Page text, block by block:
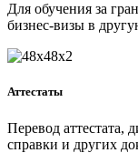
Для обучения за
бизнес-визы в
Аттестаты
Перевод аттестата,
справки и других